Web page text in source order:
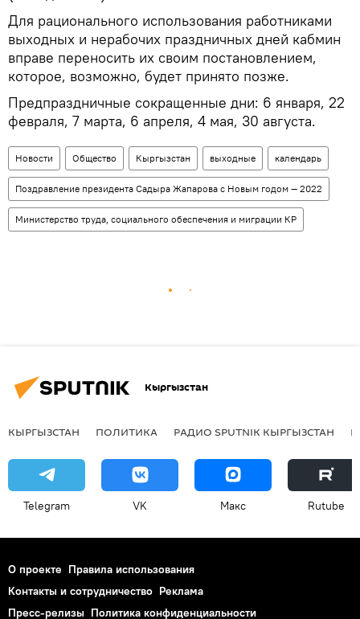
Для рационального использования работниками
выходных и нерабочих праздничных дней кабмин
вправе переносить их своим постановлением,
которое, возможно, будет принято позже.
Предпраздничные сокращенные дни: 6 января, 22
февраля, 7 марта, 6 апреля, 4 мая, 30 августа.
Новости Общество Кыргызстан выходные календарь
Поздравление президента Садыра Жапарова с Новым годом — 2022
Министерство труда, социального обеспечения и миграции КР
Кыргызстан
КЫРГЫЗСТАН ПОЛИТИКА РАДИО SPUTNIK КЫРГЫЗСТАН
Telegram VK Макс Rutube
О проекте Правила использования
Контакты и сотрудничество Реклама
Пресс-релизы Политика конфиденциальности